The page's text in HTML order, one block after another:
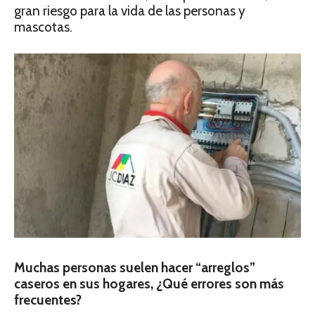
gran riesgo para la vida de las personas y
mascotas.
Muchas personas suelen hacer “arreglos”
caseros en sus hogares, ¿Qué errores son más
frecuentes?